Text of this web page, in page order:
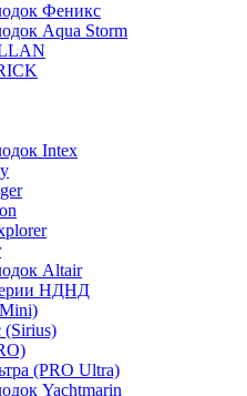
Феникc
Aqua Storm
Intex
Altair
НДНД
(PRO Ultra)
Yachtmarin